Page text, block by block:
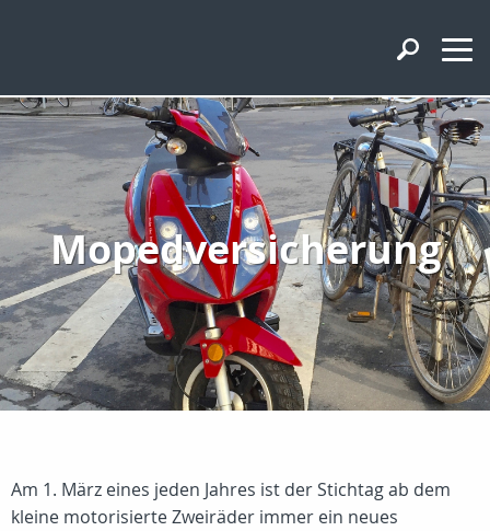
Mopedversicherung
Am 1. März eines jeden Jahres ist der Stichtag ab dem
kleine motorisierte Zweiräder immer ein neues